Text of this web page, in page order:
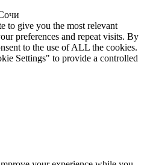
to give you the most relevant
preferences and repeat visits. By
to the use of ALL the cookies.
Settings" to provide a controlled